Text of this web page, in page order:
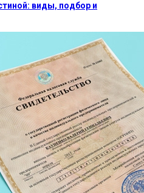
виды, подбор и